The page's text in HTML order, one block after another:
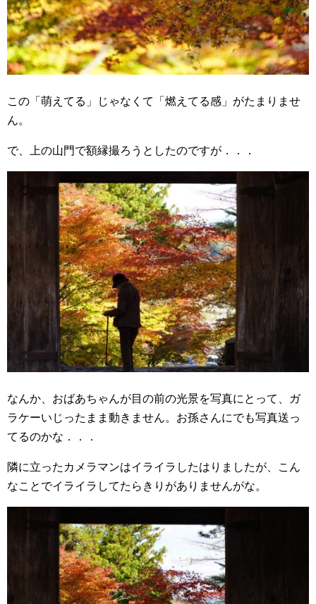
この「萌えてる」じゃなくて「燃えてる感」がたまりませ
ん。
で、上の山門で額縁撮ろうとしたのですが．．．
なんか、おばあちゃんが目の前の光景を写真にとって、ガ
ラケーいじったまま動きません。お孫さんにでも写真送っ
てるのかな．．．
隣に立ったカメラマンはイライラしたはりましたが、こん
なことでイライラしてたらきりがありませんがな。